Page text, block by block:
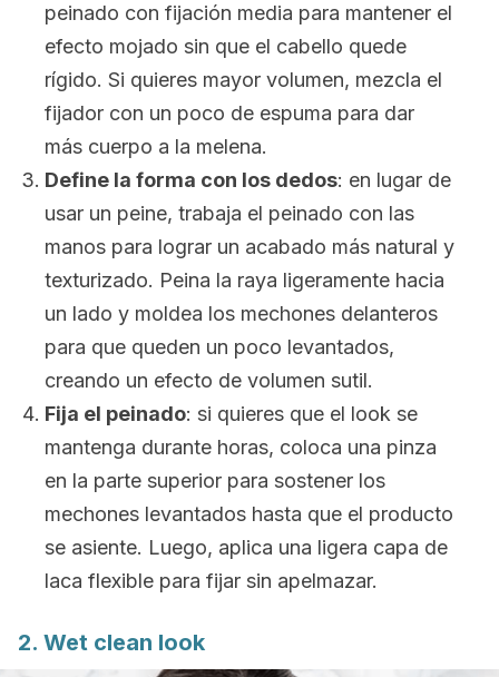
peinado con fijación media para mantener el
efecto mojado sin que el cabello quede
rígido. Si quieres mayor volumen, mezcla el
fijador con un poco de espuma para dar
más cuerpo a la melena.
Define la forma con los dedos: en lugar de
usar un peine, trabaja el peinado con las
manos para lograr un acabado más natural y
texturizado. Peina la raya ligeramente hacia
un lado y moldea los mechones delanteros
para que queden un poco levantados,
creando un efecto de volumen sutil.
Fija el peinado: si quieres que el look se
mantenga durante horas, coloca una pinza
en la parte superior para sostener los
mechones levantados hasta que el producto
se asiente. Luego, aplica una ligera capa de
laca flexible para fijar sin apelmazar.
2. Wet clean look